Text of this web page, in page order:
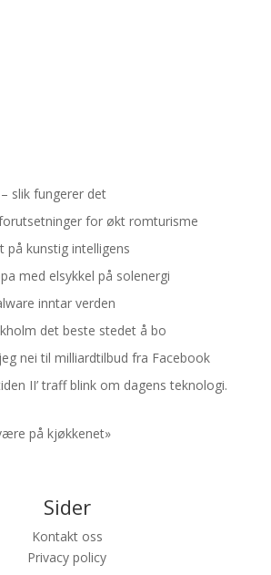
slik fungerer det
for økt romturisme
på kunstig intelligens
med elsykkel på solenergi
inntar verden
det beste stedet å bo
nei til milliardtilbud fra Facebook
II’ traff blink om dagens teknologi.
på kjøkkenet»
Sider
Kontakt oss
Privacy policy